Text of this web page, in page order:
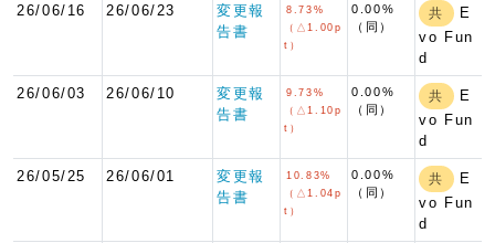
26/06/16 26/06/23
変更報
告書
8.73%
（△1.00p
t）
0.00%
（同）
共
E
vo Fun
d
26/06/03 26/06/10
変更報
告書
9.73%
（△1.10p
t）
0.00%
（同）
共
E
vo Fun
d
26/05/25 26/06/01
変更報
告書
10.83%
（△1.04p
t）
0.00%
（同）
共
E
vo Fun
d